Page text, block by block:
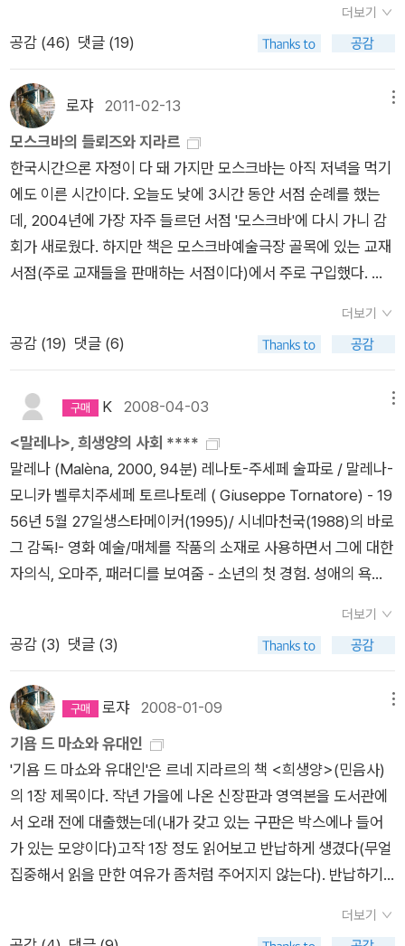
(功利主義, Utilitarianism)에 근거한다. 한 사람의 살해가 더 큰
효용(效用,Utility)을 가져온다면, 그 살해를 긍정할 수 있다는 라
스꼴리니꼬프의 이론과 주장은 스스로를 '주재지천'의 하늘에 앉
힌다. 얼핏 논리적으로 보여지는 그의 이론이지만, 그의 이론을
있는 그대로 받아들 수 없다면 우리 모두가 무지의 베일(veil of i
gnorance)에 있기 때문일까, 아니면 인간 생명에 대한 근원적
존중 때문일까. 각자 나름의 논리가 있지만, 서로 부딪치는 논리
에서 우리는 우리가 갖는 '정의(正義)'라는 개념이 흔들림을 느낀
다. 이처럼 흔들리는 가치관 속에서 보편적인 행동원칙을 찾아 행
동하기가 어려운 것은 당연한 일일 것이다. 그래서 빼앗은 돈의
도움을 받아 훗날 전 인류와 공공의 사업을 위해 자신을 헌신하겠
수는 없는 걸까? 한 사람의 생명 덕분에 수천 명의 삶이 파멸과
이 교환되는 셈인데, 이건 간단한 계산 아닌가! 그 허약하고 어리
석고 사악한 노파의 삶이 사회 전체의 무게에 비해 얼마만큼의 가
치를 지닐 수 있을까? 그 노파의 삶은 바퀴벌레와 이(蝨)의 삶보
다 더 나을 것이 없고, 어떠면 그보다 더 못하다고도 할 수 있어.
왜냐하면 그 노파는 해로운 존재니까. _ 도스토예프스키, <죄와
벌(상)>, p161/680 그래, 바로 맞아! 그게 인간의 법칙이야......
법칙, 소냐! 바로 그래......! 그리고 난 알아, 소냐. 머리와 정신이
말이야! 더 많이 용기를 내어 일을 감행하는 사람만이 사람들 눈
에는 옳아 보이는 것야. 보다 많은 것을 무시하는 자만이 그들의
입법자가 되고, 더 많은 일을 해치울 수 있는 사람이 그 누구보다
도 옳은 사람이 되는 거야! _ 도스토예프스키, <죄와 벌(하>, p3
51/838 다른 한 편으로, 라스꼴리니꼬프의 살해는 역설적으로
탐욕의 화신 알료나 이바노브나를 정화(淨化)시키는 것은 아닌
가를 생각하게 된다. 지라르(Rene Girard, 1923 ~ 2015)의 <
폭력과 성스러움 La Violence et le Sacre> 에 표현되듯 '살
해'라는 폭력을 통해 '탐욕의 화신'이 '불쌍한 전당포 여주인'으로
전환되는 신비가 이루어지는 것은 아닌지. 이에 대해서는 리뷰에
서 자세히 다루는 것으로 하고 여기서는 일단 알료나 역시 자신은
국도 그녀의 허영심과 공명심, 오랜 세월 미혼의 굴욕을 견뎌야
인조(럄신, 리푸친, 비르긴스키, 톨카첸코, 에르켈)와 그 밖의 인
물(레뱌드킨, 에르켈)도 혁명의 희화를 위해 창조된 것처럼 보인
다. 여기에 진보 진영의 감상적 퇴물 스테판과 중도 성향의 온건
파 속물 작가 카르마지노프가 얼떨결에 합세한다. 저속한 호기심
에 사로잡혀 매순간 스캔들을 갈망하는 대중의 존재(율리야 렘브
케 패거리)도 간과해서는 안 된다. 화자(안톤 라브렌치예비치 G-
v) 역시 시피굴린 사건의 진상을 파악하기 위해 수사관처럼 주변
을 수소문하고 현장답사까지 나간다. 여기서 연대기 작가의 성실
성이 강조되기도 하지만, ‘알 권리’를 내세워 타인의 인권을 짓밟
는 근대 저널리즘의 맹점이 드러나기도 한다. 전반적으로 <악령
>이 위대한 것은 정치적 층위와 더불어 형이상학적 층위, 종교-
신학적 층위를 아우르기 때문이다. 정치 혁명을 통한 지상낙원이,
참으로 역설인데, 지상에서 불가능하다면, 또 다른 가능성은 광기
에 사로잡힌 인물들의 몽상 속에서 점쳐볼 수밖에 없다. 2) 샤토
프의 ‘토끼’와 키릴로프 ‘인신(人神)’ 해방된 농노이자 대학생
혁명가였던 샤토프(｢빛나는 인물｣)는 소설 속에 메시아의 도래
를 꿈꾸는 슬라브주의자로 등장한다. 이 전향에 스타브로긴이 개
입된 것으로 얘기된다. ‘토끼 소스’를 만들기 위해서는 ‘토끼(=
신)’가 필요하다는 식의 대화에서 암시되듯, 샤토프에게는 ‘믿
밖에 내놓지 못한다. “나는… 나는 신을 믿게 될 겁니다.”(상권,
??쪽.) 그리고 샤토프의 사상 자체도 맹목적인 국수주의와 선민
의식의 극단적인 표현에 가깝다. 실상 혁명의 관념을 신의 관념으
로 대체했다고 해서 본질이 달라지는 것은 아니다. 그것은 전혀
다른 차원, 즉 ‘관념’의 대립 쌍인 ‘삶’ 속에서, 또 ‘관념인’이 아닌
그저 한 ‘인간’ 샤토프에게 일어난다. 대체로 샤토프는 스타브로
긴에게 관념적 층위의 논의에 앞서 신분적, 물리적 주종 관계로
묶여 있다. 마리(마리야 샤토바)의 임신 및 출산은 분신이 원상에
게 자신의 가장 소중한 것을 갖다 바치는 희생제의로 읽히기도 한
림하는 것이 아니라 사랑하는 아내가 돌아와 (주인 나리 스타브
5) 등. '배신 시리즈'의 저자가 쓴 <신을 찾아서>는 '어느 무신론
자의 진리를 향한 여정'이 부제다. 회고록으로도 읽을 수 있는 책.
에런라이크가 무신론자이자 과학자로서 자신이 만난 '신'과 진리
를 규명하고자 한 끈질긴 탐색의 기록이며, 자신의 삶을 돌아보는
회고록이기도 하다. 유방암에 걸려 죽음을 준비하던 저자는 수십
년 동안 묻어 두었던 옛 일기를 읽다, 해결하지 못한 자신의 과제
를 끝내기로 마음먹는다. 책과 토론을 좋아했지만 아동 학대에 가
까울 만큼 자신을 몰아세웠던 부모, 잦은 이사와 전학으로 인한
외로움, 문학, 철학, 과학, 수학 등에 대한 관심, 사춘기에 겪은 해
리 현상과 일종의 신비체험, 그로 인한 정신적 붕괴, 과학자에서
사회운동가로의 변신 등 일생에 걸친 탐색의 여정이 파노라마처
럼 펼쳐진다. 말이 나온 김에 덧붙이자면 최근에 세상을 떠난 르
네 지라르의 책들도 개인적으로는 다시 뒤적여보게 된다. <나는
사탄이 번개처럼 떨어지는 것을 본다>(문학과지성사, 2004), <
그를 통해 스캔들이 왔다>(문학과지성사, 2007), <희생양>(민
음사, 2007) 등을 다시 정색하고 정독해볼 참이다... 15. 11. 15.
체로건 태초부터 골머리를 앓아온 주된 문제인 것이다.복음서
에서 ‘빵’은 ‘하느님의 말씀’(천상의 가치)의 대립항(지상의 가치)
필요한 것으로 읽힌다. 대심문관의 해석에서도 빵은 물론, 일차적
으론 지상적 욕구와 필요를 의미하지만 그것이 내포한 문제는 보
다 복잡하고 심오하다. “누구 앞에 경배할 것인가?”라는 물음, 더
욱이 “모든 사람이 함께”, “공동으로”라는 요구 조건은 이미 유물
론적 차원을 넘어서 관념론적인 차원을 건드린다. 즉, 인간의 삶
이 제대로 영위되기 위해서는 생물학적, 물리적 욕구와 더불어 심
리적, 정신적 욕구가 동시에 충족되어야 한다. 복음서는 후자의
영역을 ‘하느님의 말씀’으로 명명하지만, 대심문관으로 대표되는
아닌 지상의 세계에서 찾고자 한다. 이 욕망이 현실에서는 두 형
식, 즉 종교(신화)와 정치(혁명)로 표현된다. 도스토예프스키의
불어 일관되게 정치와 혁명을 다루는 것, 적어도 그것을 배면에
닌 그 이상의 것을 찾으려는 욕망, 나아가 그 와중에 ‘하느님의 말
씀’마저도 손에 넣고자 하는 인간의 대범하면서도 비굴한, 또한
오만하면서도 겸허한 욕망의 기저에는 신화화-탈신화화의 메커
니즘이 도사리고 있다. 이 문제를 소설적 틀에서 담아낸 작품이
곧 <악령>(1871-1872)이다. <악령>은 그 자체로 신
화(희랍신화)와 태생적으로 연결된 고대비극의 유비로 읽혀왔으
며 뱌체슬라프 이바노프에 의해 ‘소설-비극’(роман-траге-ди
я)이라는 이름을 얻기도 했다. 이 고전적 정의가 여전히 유효한
것은 도스토예프스키의 여타 장편, 특히 <악령>이 ‘비범한 인
간’(신의 유비로서의 영웅)과 운명(стихия) 간의 비극적 투쟁 및
파국이라는 도식을 소설적으로 형상화했기 때문이다. 대체로 이
바노프는 신화-비극의 부활로서의 도스토예프스키의 소설에 논
의의 초점을 맞추었지만 그것이 지닌 근대적 의미도 간과하지 않
았다. 즉, 근대의 장르로서 소설은 개인주의의 반영이 됨으로써
개인과 세계의 결별 내지는 ‘분열’을 전제로 하며 이 경우 “비극
적인 것은 희극적인 것으로 바뀌고 파토스는 유머로 와해된
다.”라는 것이다. <악령>의 이념적, 시학적 복잡성에 대한 이바
>이다. 전자는 나도 세 번 보았고 후자는 보지 못했다. 꼭 찾아볼
영화다. 지난 주, <후궁, 제왕의 첩>의 마지막 정사신을 보며 자
연스레 <색,계>가 떠올랐다.권력의 쟁취(사랑하는 자가 권력을
쥔 자라고 생각하면서도 더 사랑하는 쪽이 약자라는 생각도 드는,
애매한)를 위한 중요하고도 중요한 장면, 복잡미묘한 온갖 감정
이 뒤섞여 표현되어야할 그 장면에서 나는 아쉬웠고, <색,계>의
탕웨이와 양조위, 아니 왕 치아즈와 이를 떠올리지 않을 수 없었
다. 김대승 감독도 여전히 '계'의 세계에서 벗어나지 못한 사람이
구나. (혈의누,가 훨씬 나았다) 계의 세계에서 오래 몸
담고 살아왔다는 저자는 그 경계를 넘지 못할바엔 넓혀가기로 하
고 조심스럽고도 도발적으로 그러면서도 여전히 착한 어조로 '욕
망해도 괜찮아'를 말한다. 썩 재미나고 유익하고 통쾌하기도 한
책이다. 대부분의 '나'와 '너'를 살살 건드리고 까발려주니까. 많
춘, 이드id, 색)총량의 법칙에 따라 사는 우리는 숨겨진(억눌
린) 욕망을 발현하기 위해 어느 시점 '탈선자'가 되거나 '사냥꾼'이
된다. 일탈의 길이나 사냥꾼의 길이나 본질은 같은 것, 결국 같은
출발지에서 나온 길이다. 사냥꾼은 남의 행복을 감시하고 훔쳐보
고 상스러운 시선과 언사도 서슴지 않는다. 내 생각은, 우리는 훔
쳐보기를 당하고 싶은 욕망 또한 갖고 있지 않나 하는 거다.드러
내 보이고 싶은 노출증 환자랄까. 관음증적 욕망의 시선을 욕망하
는...욕망은 보는 자와 보이는 자 사이의 역학작용이 아닐까. 서로
심하면 경쟁과 폭력을 낳는다고 지적한다.욕망이 가열되면 원래
의 목표나 소망의 정체는 희미해지고 그저 경쟁만이 남아 폭력을
으로 탑을 쌓고 정상을 향해 오르기만 하는 장면이 연상된다.정작
정상에 무엇이 있는지, 무엇을 위해 정상에 오르려하는지 스스로
전혀 의식하지 못한 채하나의 애벌레가 다른 애벌레를 밟고 쓰러
뜨리고 또 짓밟고 오르기만 하는 모양새다.욕망은 오욕칠정 중의
하나. 스스로 그걸 인정하고 들여다보는 일이 우선되어야 할 것이
다.욕망이 하는 말을 억누르려 하지말고 들어주란 말이 된다. 선
택은 자기 몫이고 자기 책임의 범주에 드는 일일 터. 내면이 굳건
하지 못한 건축물일수록 그 안에서 살려면, 그것을 지키려면 규범
이 많이 필요한 법이다.쿵쾅대지 말고 살살 걸어라, 문턱을 밟고
서지 마라, 문을 살살 닿아라, 문단속 잘 해라 등등. 위의 포스터
더보기
공감 (46) 댓글 (19)
로쟈2011-02-13
모스크바의 들뢰즈와 지라르
한국시간으론 자정이 다 돼 가지만 모스크바는 아직 저녁을 먹기
에도 이른 시간이다. 오늘도 낮에 3시간 동안 서점 순례를 했는
데, 2004년에 가장 자주 들르던 서점 '모스크바'에 다시 가니 감
회가 새로웠다. 하지만 책은 모스크바예술극장 골목에 있는 교재
서점(주로 교재들을 판매하는 서점이다)에서 주로 구입했다. 들
모스크바서점이다. 내가 주로 구하는 책은 러시아문학 작품, 러시
아문학 연구서 등 전공관련서와 이론서/철학서의 러시아어 번역
서들이다. 연구서와 번역서는 사실 대형서점에 가도 '재미'를 못
보는 수가 많다. 제대로 다 갖춰놓는 서점이 없기 때문이다. 그런
아어판을 발견했다. 작년에 출간된 책이다. 들뢰즈의 책은 대부분
이 이미 출간돼 있고, 가타리와의 공저도 <천개의 고원>만 빼고
는 대부분 러시아어판이 있는 걸로 안다. 왜 출간이 안 되는지 의
아하게 생각하던 차였는데, 예기치않은 장소에 꽂혀 있었다. 가격
은 25000원 가량.아래가 실물이다.참고로 <안티오이디푸스>
의 러시아어판은 2008년에 나왔다. 그리고 <의미의 논리>의 새
번역판도 올해 출간됐다. 우리말로도 <안티오이디푸스>(<앙띠
오이디푸스>)의 새 번역판이 올해 나온다고 하므로 '자본주의와
리>까지 보태서. 들뢰즈 외에 후설과 하이데거의 책들이 새로운
장정으로 다시 나왔고, 롤랑 바르트와 레비-스트로스의 책도 '아
카데미 프로젝트' 시리즈로 다시 나왔다(바르트의 <S/Z>은 오
늘 구입했다). 라캉의 세미나도 두어 권(재)출간됐고(<에크리>
는 아직도 러시아어판이 없다). 이채로운 건 테리 이글턴의 <문
학이론입문> 러시아어판. 하드카버의 무거운 장정으로 출간돼
있었다('입문서'와는 어울리지 않는!).르네 지라르의 <희생양>
(왼쪽)도 러시아어판이 눈에 띄었다.작년에 나온 것인데, 너무비
다.지라르의 책은 <폭력과 성스러움>(오른쪽)도 작년에다시 나
더보기
공감 (19) 댓글 (6)
K 2008-04-03
<말레나>, 희생양의 사회 ****
말레나 (Malèna, 2000, 94분) 레나토-주세페 술파로 / 말레나-
모니카 벨루치주세페 토르나토레 ( Giuseppe Tornatore) - 19
56년 5월 27일생스타메이커(1995)/ 시네마천국(1988)의 바로
그 감독!- 영화 예술/매체를 작품의 소재로 사용하면서 그에 대한
자의식, 오마주, 패러디를 보여줌 - 소년의 첫 경험. 성애의 욕망.
하게 들어찬 흙벽집들. 가난한 이탈리아의 마을1> 무솔리니가 집
권하는 파시스트 정권의 이탈리아, 그 중 시칠리아. 연합군과의
전쟁 선포- 열광하는 국민들- 그리고 13살의 레나토가 새 자전거
를 산 날 -레나토의 친구들은 돋보기로 개미를 태워죽이는 장난
을 하다 레나토를 맞는다. -그리고 아름다운 자태로 걸어가는 말
레나의 등장. 2> 말레나에게 반해 성적 흥분을 느끼는 성장기의
레나토. 낮에는 말레나 집 맞은편 길에서, 밤에는 말레나의 집 안
을 훔쳐보며 시간을 보내기 시작. 3> “젊고 아름다운 여자가 혼
자 여기에 있으면 그건 죄라고.” 이발관에서 남자들이 하는 말이
다. 니노는 결혼 후 병든 아버지와 말레나를 데리고 왔다. 즉 말레
나는 이방인이었던 것. 4> “마 라모레 노” 음악을 들으며 혼자
남편의 사진을 안고 춤을 추는 말레나. 음반을 사서 들으며 말레
나와 함께 있는 것을 상상하는 레나토. 5> 말레나의 잦은 외출-
더보기
공감 (3) 댓글 (3)
로쟈2008-01-09
기욤 드 마쇼와 유대인
'기욤 드 마쇼와 유대인'은 르네 지라르의 책 <희생양>(민음사)
의 1장 제목이다. 작년 가을에 나온 신장판과 영역본을 도서관에
서 오래 전에 대출했는데(내가 갖고 있는 구판은 박스에나 들어
가 있는 모양이다)고작 1장 정도 읽어보고 반납하게 생겼다(무얼
집중해서 읽을 만한 여유가 좀처럼 주어지지 않는다). 반납하기
전에 번역이라도 한번 더 살폈으면 좋았을 뻔했다. 약간 어이없기
더보기